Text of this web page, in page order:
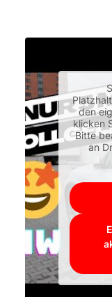
den
klicken
Bitte
an